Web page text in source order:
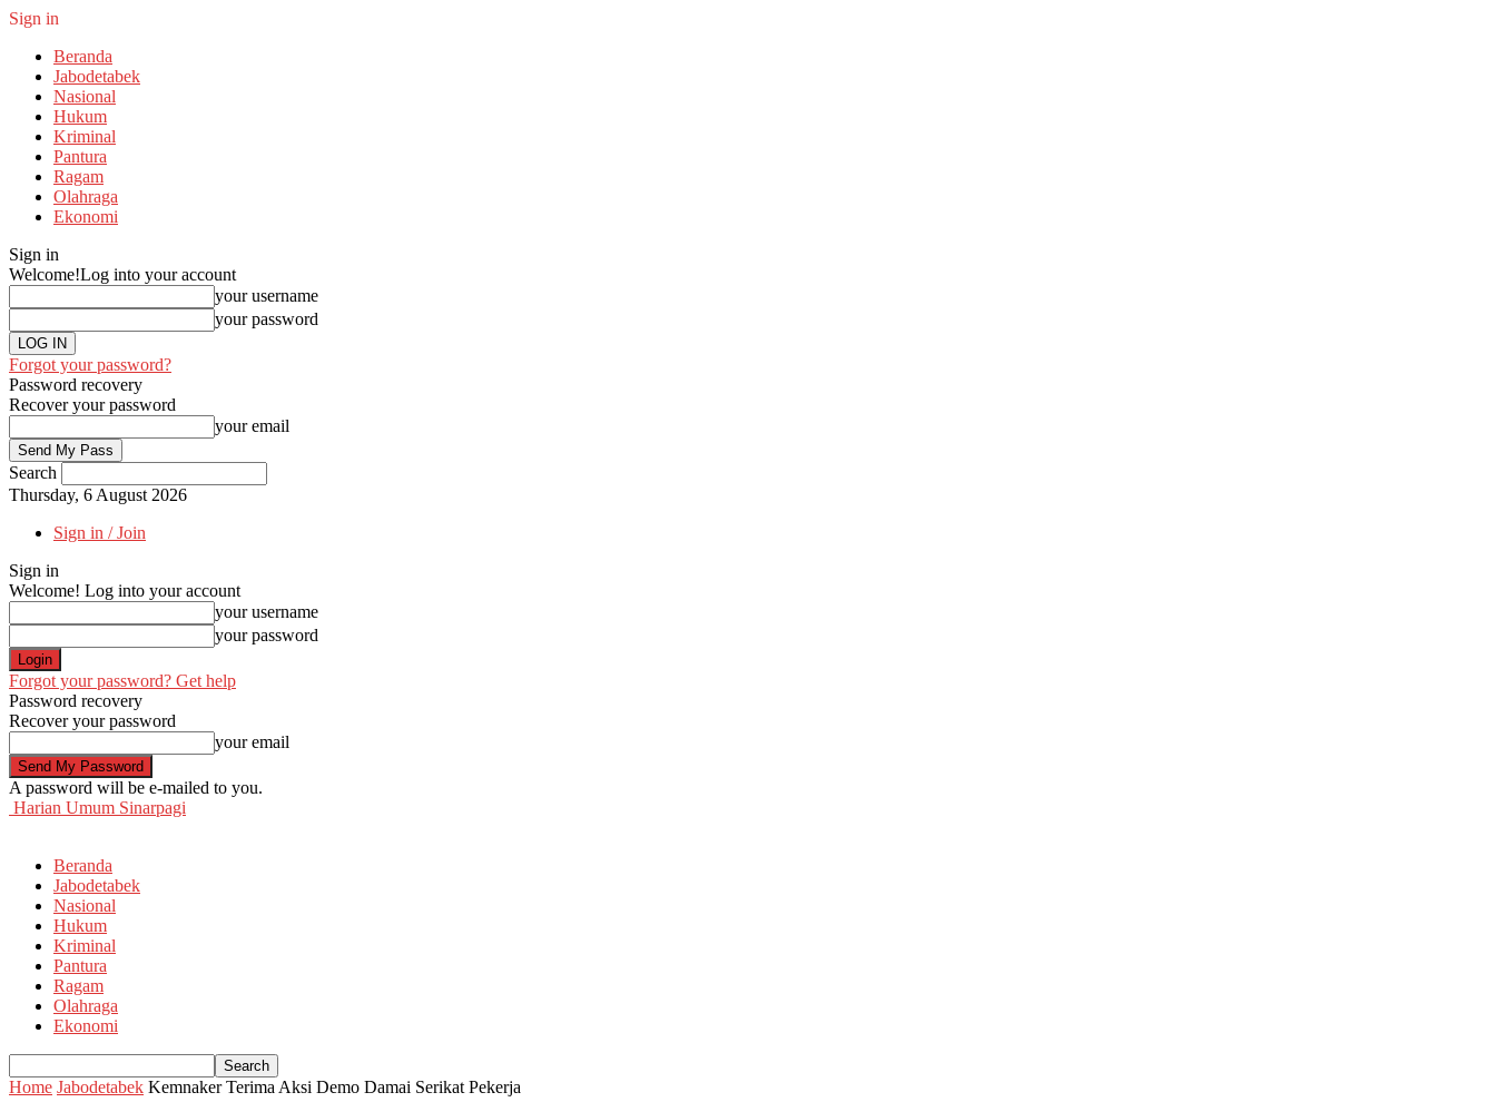
Sign in
Beranda
Jabodetabek
Nasional
Hukum
Kriminal
Pantura
Ragam
Olahraga
Ekonomi
Sign in
Welcome!Log into your account
your username
your password
Forgot your password?
Password recovery
Recover your password
your email
Search
Thursday, 6 August 2026
Sign in / Join
Sign in
Welcome! Log into your account
your username
your password
Forgot your password? Get help
Password recovery
Recover your password
your email
A password will be e-mailed to you.
Harian Umum Sinarpagi
Beranda
Jabodetabek
Nasional
Hukum
Kriminal
Pantura
Ragam
Olahraga
Ekonomi
Home Jabodetabek Kemnaker Terima Aksi Demo Damai Serikat Pekerja